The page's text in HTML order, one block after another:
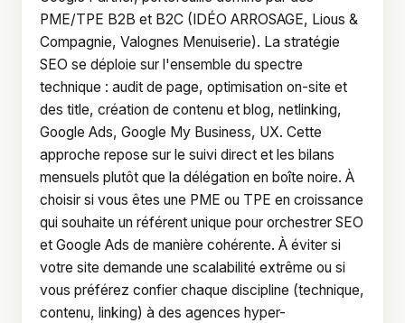
PME/TPE B2B et B2C (IDÉO ARROSAGE, Lious &
Compagnie, Valognes Menuiserie). La stratégie
SEO se déploie sur l'ensemble du spectre
technique : audit de page, optimisation on-site et
des title, création de contenu et blog, netlinking,
Google Ads, Google My Business, UX. Cette
approche repose sur le suivi direct et les bilans
mensuels plutôt que la délégation en boîte noire. À
choisir si vous êtes une PME ou TPE en croissance
qui souhaite un référent unique pour orchestrer SEO
et Google Ads de manière cohérente. À éviter si
votre site demande une scalabilité extrême ou si
vous préférez confier chaque discipline (technique,
contenu, linking) à des agences hyper-